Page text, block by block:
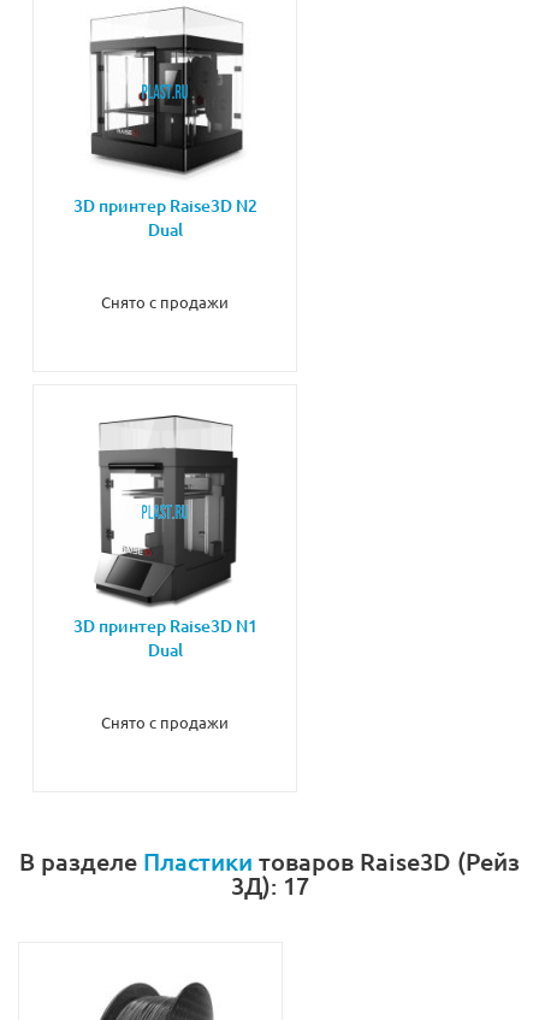
3D принтер Raise3D N2
Dual
Снято с продажи
3D принтер Raise3D N1
Dual
Снято с продажи
В разделе Пластики товаров Raise3D (Рейз
3Д): 17